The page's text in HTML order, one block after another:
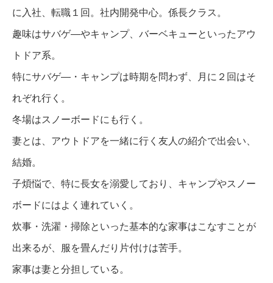
に入社、転職１回。社内開発中心。係長クラス。
趣味はサバゲ―やキャンプ、バーベキューといったアウ
トドア系。
特にサバゲ―・キャンプは時期を問わず、月に２回はそ
れぞれ行く。
冬場はスノーボードにも行く。
妻とは、アウトドアを一緒に行く友人の紹介で出会い、
結婚。
子煩悩で、特に長女を溺愛しており、キャンプやスノー
ボードにはよく連れていく。
炊事・洗濯・掃除といった基本的な家事はこなすことが
出来るが、服を畳んだり片付けは苦手。
家事は妻と分担している。